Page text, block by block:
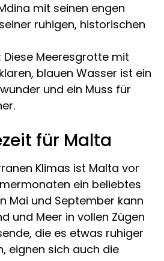
mit seinen engen
ruhigen, historischen
Diese Meeresgrotte mit
blauen Wasser ist ein
und ein Muss für
für Malta
Klimas ist Malta vor
ein beliebtes
Mai und September kann
und Meer in vollen Zügen
die es etwas ruhiger
eignen sich auch die